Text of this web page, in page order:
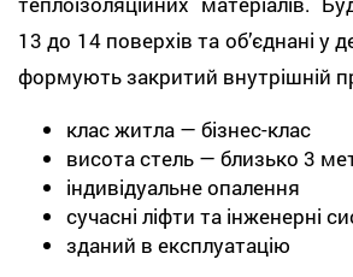
13 до 14 поверхів та об’єднані у
формують закритий внутрішній
клас житла — бізнес-клас
висота стель — близько 3
індивідуальне опалення
сучасні ліфти та інженерні
зданий в експлуатацію